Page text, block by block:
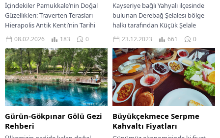
İçindekiler Pamukkale’nin Doğal
Güzellikleri: Traverten Terasları
Hierapolis Antik Kenti’nin Tarihi
Dokusu Pamukkale ve Hierapolis’e
Ulaşım ve Bölgesel Lojistik Bilgileri
Bölgeye...
08.02.2026 183 0
Kayseriye bağlı Yahyalı ilçesinde
bulunan Derebağ Şelalesi bölge
halkı tarafından Küçük Şelale
olarak da bilinir. Her yönüyle tam
bir huzur...
23.12.2023 661 0
Gürün-Gökpınar Gölü Gezi
Rehberi
Büyükçekmece Serpme
Kahvaltı Fiyatları